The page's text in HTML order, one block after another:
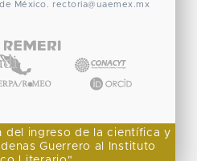
México. rectoria@uaemex.mx
del ingreso de la científica y
Guerrero al Instituto